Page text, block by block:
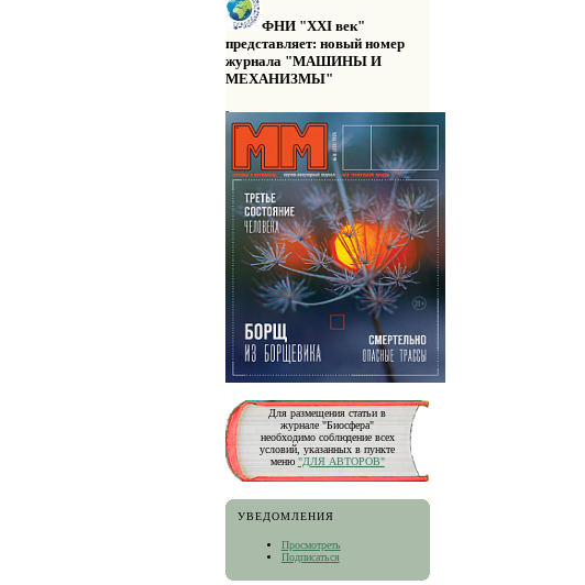
ФНИ "XXI век"
представляет: новый номер
журнала "МАШИНЫ И
МЕХАНИЗМЫ"
Для размещения статьи в
журнале "Биосфера"
необходимо соблюдение всех
условий, указанных в пункте
меню "ДЛЯ АВТОРОВ"
УВЕДОМЛЕНИЯ
Просмотреть
Подписаться